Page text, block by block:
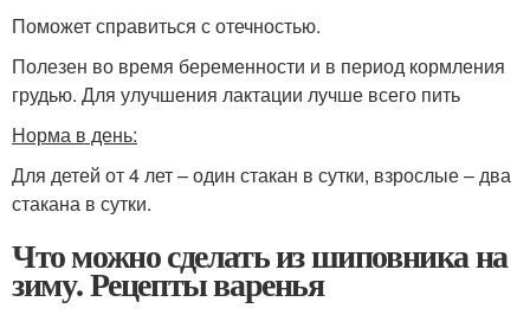
Поможет справиться с отечностью.
Полезен во время беременности и в период кормления
грудью. Для улучшения лактации лучше всего пить
Норма в день:
Для детей от 4 лет – один стакан в сутки, взрослые – два
стакана в сутки.
Что можно сделать из шиповника на
зиму. Рецепты варенья